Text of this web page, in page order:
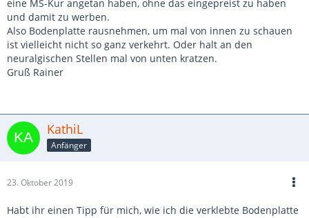
eine MS-Kur angetan haben, ohne das eingepreist zu haben
und damit zu werben.
Also Bodenplatte rausnehmen, um mal von innen zu schauen
ist vielleicht nicht so ganz verkehrt. Oder halt an den
neuralgischen Stellen mal von unten kratzen.
Gruß Rainer
KathiL
Anfänger
23. Oktober 2019
Habt ihr einen Tipp für mich, wie ich die verklebte Bodenplatte